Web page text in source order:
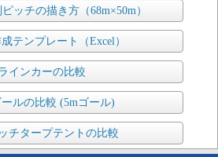
ッチの描き方（68m×50m）
テンプレート（Excel）
インカーの比較
ルの比較 (5mゴール)
チタープテントの比較